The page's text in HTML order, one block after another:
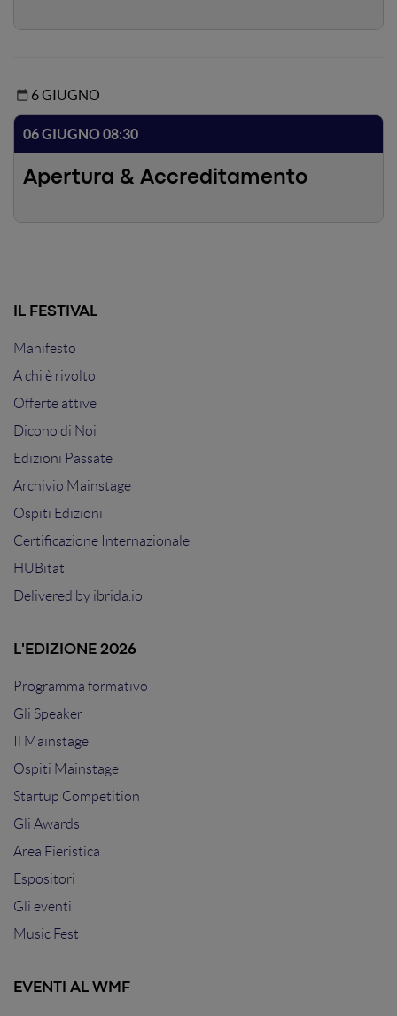
6 GIUGNO
06 GIUGNO 08:30
Apertura & Accreditamento
IL FESTIVAL
Manifesto
A chi è rivolto
Offerte attive
Dicono di Noi
Edizioni Passate
Archivio Mainstage
Ospiti Edizioni
Certificazione Internazionale
HUBitat
Delivered by ibrida.io
L'EDIZIONE 2026
Programma formativo
Gli Speaker
Il Mainstage
Ospiti Mainstage
Startup Competition
Gli Awards
Area Fieristica
Espositori
Gli eventi
Music Fest
EVENTI AL WMF